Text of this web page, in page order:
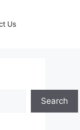
Us
Search